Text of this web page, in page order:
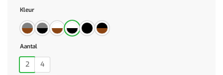
Kleur
Aantal
2 4